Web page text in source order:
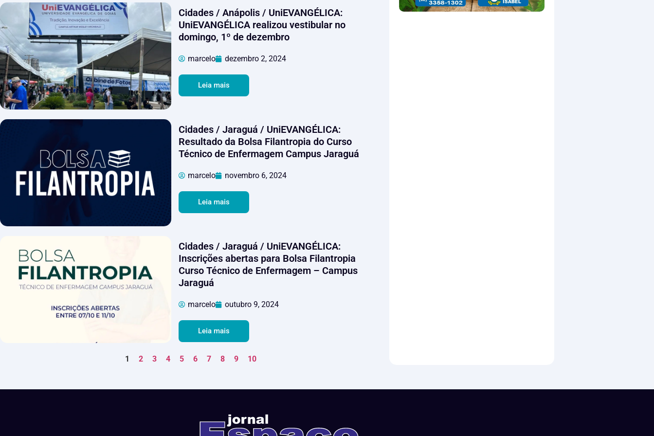
Cidades / Anápolis / UniEVANGÉLICA:
UniEVANGÉLICA realizou vestibular no
domingo, 1º de dezembro
marcelo dezembro 2, 2024
Leia mais
Cidades / Jaraguá / UniEVANGÉLICA:
Resultado da Bolsa Filantropia do Curso
Técnico de Enfermagem Campus Jaraguá
marcelo novembro 6, 2024
Leia mais
Cidades / Jaraguá / UniEVANGÉLICA:
Inscrições abertas para Bolsa Filantropia
Curso Técnico de Enfermagem – Campus
Jaraguá
marcelo outubro 9, 2024
Leia mais
1 2 3 4 5 6 7 8 9 10